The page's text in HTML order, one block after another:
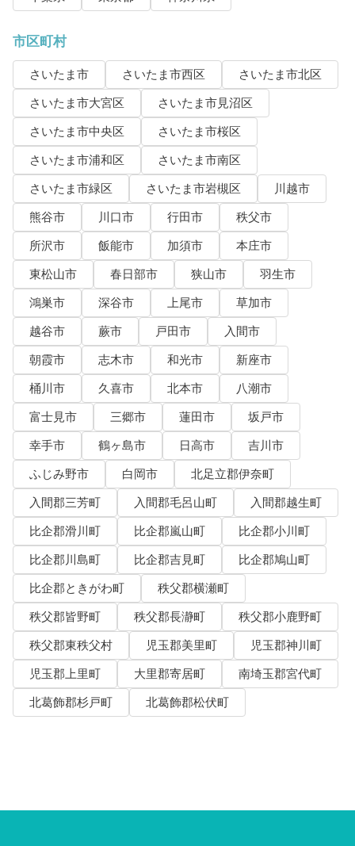
市区町村
さいたま市 さいたま市西区
さいたま市北区
さいたま市大宮区
さいたま市見沼区
さいたま市中央区
さいたま市桜区
さいたま市浦和区
さいたま市南区
さいたま市緑区
さいたま市岩槻区
川越市
熊谷市
川口市 行田市
秩父市
所沢市
飯能市 加須市
本庄市
東松山市
春日部市 狭山市
羽生市
鴻巣市
深谷市 上尾市
草加市
越谷市
蕨市 戸田市
入間市
朝霞市
志木市 和光市
新座市
桶川市
久喜市 北本市
八潮市
富士見市
三郷市 蓮田市
坂戸市
幸手市
鶴ヶ島市 日高市
吉川市
ふじみ野市
白岡市
北足立郡伊奈町
入間郡三芳町
入間郡毛呂山町
入間郡越生町
比企郡滑川町
比企郡嵐山町
比企郡小川町
比企郡川島町
比企郡吉見町
比企郡鳩山町
比企郡ときがわ町
秩父郡横瀬町
秩父郡皆野町
秩父郡長瀞町
秩父郡小鹿野町
秩父郡東秩父村
児玉郡美里町
児玉郡神川町
児玉郡上里町
大里郡寄居町
南埼玉郡宮代町
北葛飾郡杉戸町
北葛飾郡松伏町